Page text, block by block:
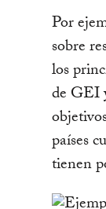
Por
sobre
los
de GEI
países
tienen